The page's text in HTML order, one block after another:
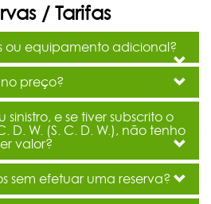
/ Tarifas
ou equipamento adicional?
preço?
e se tiver subscrito o
D. W. (S. C. D. W.), não tenho
valor?
sem efetuar uma reserva?